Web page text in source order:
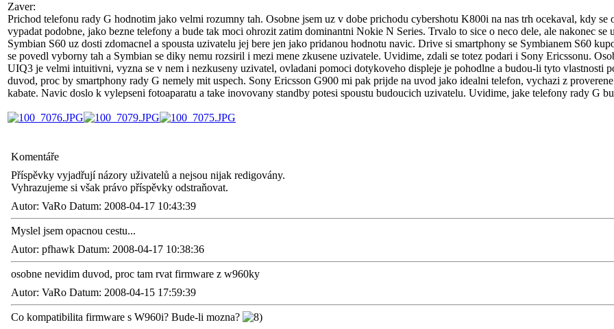
Zaver:
Prichod telefonu rady G hodnotim jako velmi rozumny tah. Osobne jsem uz v dobe prichodu cybershotu K800i na nas trh ocekaval, kdy
vypadat podobne, jako bezne telefony a bude tak moci ohrozit zatim dominantni Nokie N Series. Trvalo to sice o neco dele, ale nakonec
Symbian S60 uz dosti zdomacnel a spousta uzivatelu jej bere jen jako pridanou hodnotu navic. Drive si smartphony se Symbianem S60
se povedl vyborny tah a Symbian se diky nemu rozsiril i mezi mene zkusene uzivatele. Uvidime, zdali se totez podari i Sony Ericssonu.
UIQ3 je velmi intuitivni, vyzna se v nem i nezkuseny uzivatel, ovladani pomoci dotykoveho displeje je pohodlne a budou-li tyto vlastnosti
duvod, proc by smartphony rady G nemely mit uspech. Sony Ericsson G900 mi pak prijde na uvod jako idealni telefon, vychazi z
kabate. Navic doslo k vylepseni fotoaparatu a take inovovany standby potesi spoustu budoucich uzivatelu. Uvidime, jake telefony rady G
Komentáře
Příspěvky vyjadřují názory uživatelů a nejsou nijak redigovány.
Vyhrazujeme si však právo příspěvky odstraňovat.
Autor: VaRo Datum: 2008-04-17 10:43:39
Myslel jsem opacnou cestu...
Autor: pfhawk Datum: 2008-04-17 10:38:36
osobne nevidim duvod, proc tam rvat firmware z w960ky
Autor: VaRo Datum: 2008-04-15 17:59:39
Co kompatibilita firmware s W960i? Bude-li mozna?